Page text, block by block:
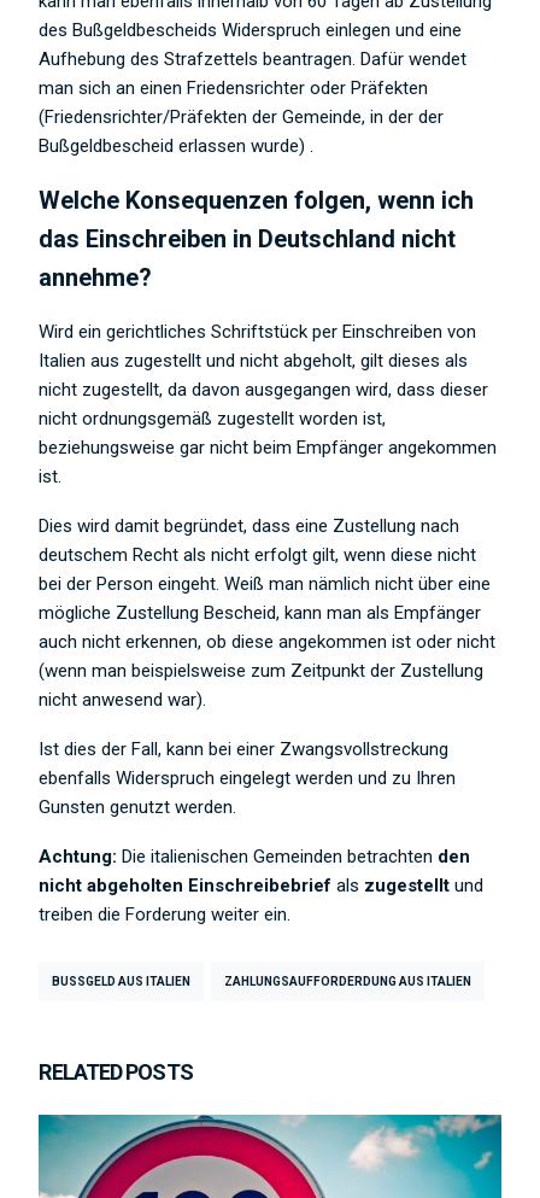
des Bußgeldbescheids Widerspruch einlegen und eine
Aufhebung des Strafzettels beantragen. Dafür wendet
man sich an einen Friedensrichter oder Präfekten
(Friedensrichter/Präfekten der Gemeinde, in der der
Bußgeldbescheid erlassen wurde) .
Welche Konsequenzen folgen, wenn ich
das Einschreiben in Deutschland nicht
annehme?
Wird ein gerichtliches Schriftstück per Einschreiben von
Italien aus zugestellt und nicht abgeholt, gilt dieses als
nicht zugestellt, da davon ausgegangen wird, dass dieser
nicht ordnungsgemäß zugestellt worden ist,
beziehungsweise gar nicht beim Empfänger angekommen
ist.
Dies wird damit begründet, dass eine Zustellung nach
deutschem Recht als nicht erfolgt gilt, wenn diese nicht
bei der Person eingeht. Weiß man nämlich nicht über eine
mögliche Zustellung Bescheid, kann man als Empfänger
auch nicht erkennen, ob diese angekommen ist oder nicht
(wenn man beispielsweise zum Zeitpunkt der Zustellung
nicht anwesend war).
Ist dies der Fall, kann bei einer Zwangsvollstreckung
ebenfalls Widerspruch eingelegt werden und zu Ihren
Gunsten genutzt werden.
Achtung:Die italienischen Gemeinden betrachten den
nicht abgeholten Einschreibebrief als zugestelltund
treiben die Forderung weiter ein.
BUSSGELD AUS ITALIEN ZAHLUNGSAUFFORDERDUNG AUS ITALIEN
RELATED POSTS